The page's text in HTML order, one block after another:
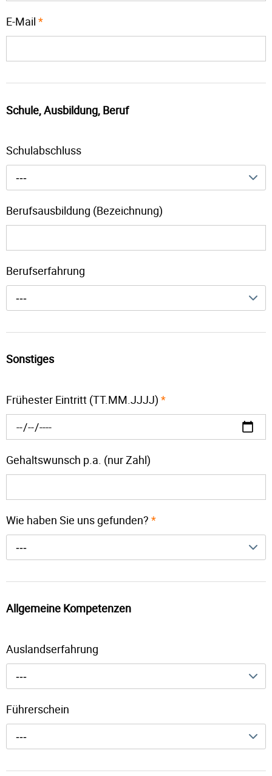
E-Mail *
Schule, Ausbildung, Beruf
Schulabschluss
---
Berufsausbildung (Bezeichnung)
Berufserfahrung
---
Sonstiges
Frühester Eintritt (TT.MM.JJJJ) *
Gehaltswunsch p.a. (nur Zahl)
Wie haben Sie uns gefunden? *
---
Allgemeine Kompetenzen
Auslandserfahrung
---
Führerschein
---